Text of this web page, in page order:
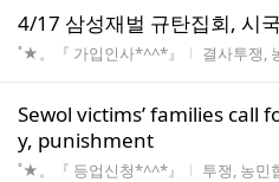
4/17 삼성재벌 규탄집회, 시
게시판명
˚★。『 가입인사*^^*』 작성자
결사투쟁,
Sewol victims’ families
y, punishment
게시판명
˚★。『 등업신청*^^*』 작성자
투쟁, 농민